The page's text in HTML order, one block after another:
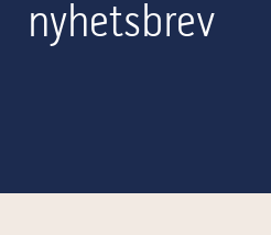
nyhetsbrev